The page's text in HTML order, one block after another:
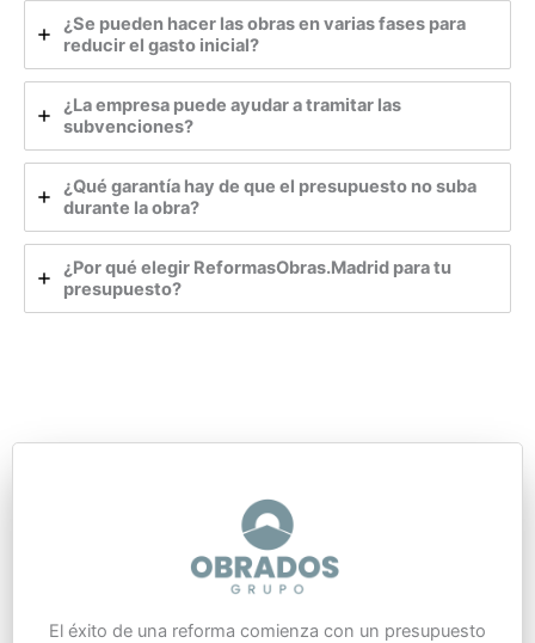
¿Se pueden hacer las obras en varias fases para
reducir el gasto inicial?
¿La empresa puede ayudar a tramitar las
subvenciones?
¿Qué garantía hay de que el presupuesto no suba
durante la obra?
¿Por qué elegir ReformasObras.Madrid para tu
presupuesto?
El éxito de una reforma comienza con un presupuesto